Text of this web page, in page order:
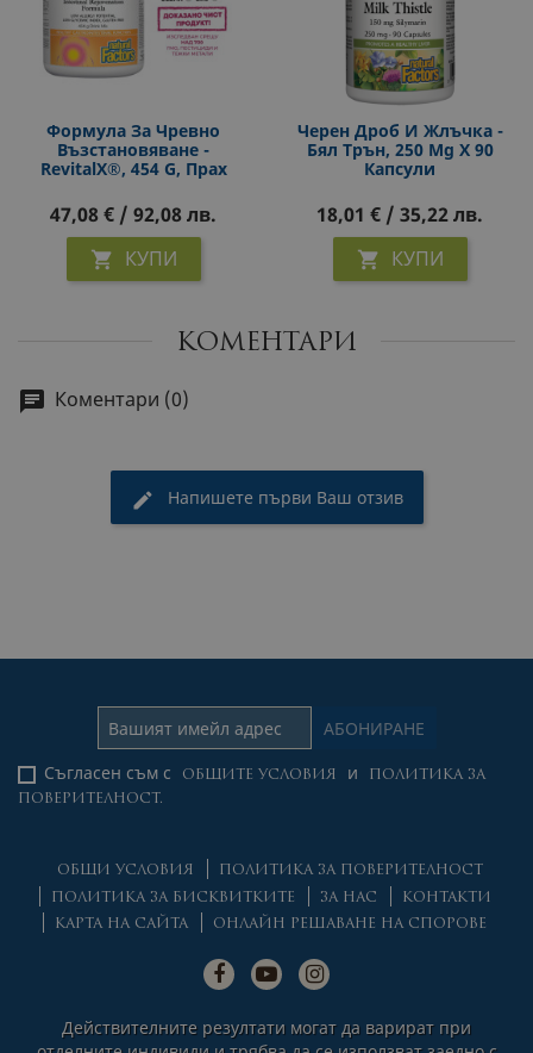
Формула За Чревно
Възстановяване -
RevitalX®, 454 G, Прах
47,08 € / 92,08 лв.
 КУПИ
Черен Дроб И Жлъчка -
Бял Трън, 250 Mg Х 90
Капсули
18,01 € / 35,22 лв.
 КУПИ
КОМЕНТАРИ
Коментари (0)
Напишете първи Ваш отзив
Съгласен съм с ОБЩИТЕ УСЛОВИЯ и
ПОЛИТИКА ЗА
ПОВЕРИТЕЛНОСТ.
ОБЩИ УСЛОВИЯ
ПОЛИТИКА ЗА ПОВЕРИТЕЛНОСТ
ПОЛИТИКА ЗА БИСКВИТКИТЕ
ЗА НАС
КОНТАКТИ
КАРТА НА САЙТА
ОНЛАЙН РЕШАВАНЕ НА СПОРОВЕ
Действителните резултати могат да варират при